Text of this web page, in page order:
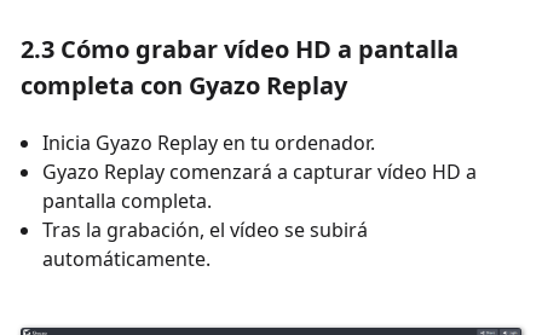
2.3 Cómo grabar vídeo HD a pantalla
completa con Gyazo Replay
Inicia Gyazo Replay en tu ordenador.
Gyazo Replay comenzará a capturar vídeo HD a
pantalla completa.
Tras la grabación, el vídeo se subirá
automáticamente.